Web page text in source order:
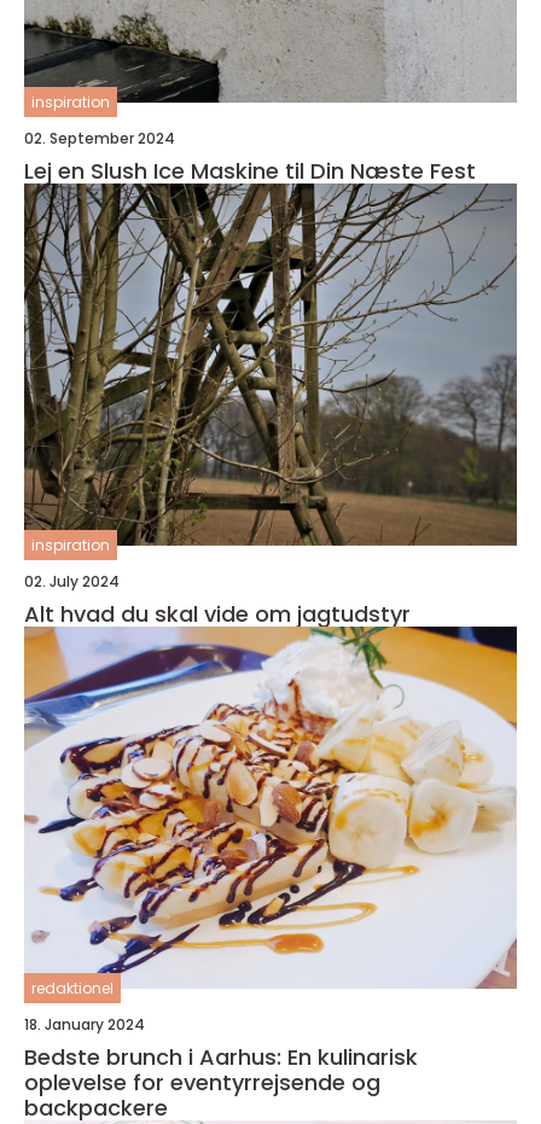
inspiration
02. September 2024
Lej en Slush Ice Maskine til Din Næste Fest
inspiration
02. July 2024
Alt hvad du skal vide om jagtudstyr
redaktionel
18. January 2024
Bedste brunch i Aarhus: En kulinarisk
oplevelse for eventyrrejsende og
backpackere